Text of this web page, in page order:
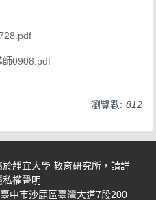
師0908.pdf
瀏覽數: 812
靜宜大學 教育研究所，請詳
私權聲明
中市沙鹿區臺灣大道7段200